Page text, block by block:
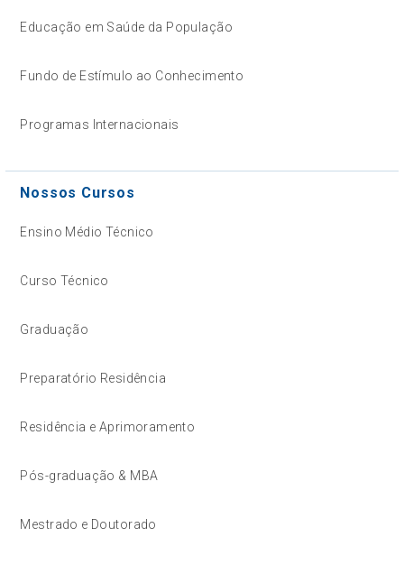
Educação em Saúde da População
Fundo de Estímulo ao Conhecimento
Programas Internacionais
Nossos Cursos
Ensino Médio Técnico
Curso Técnico
Graduação
Preparatório Residência
Residência e Aprimoramento
Pós-graduação & MBA
Mestrado e Doutorado